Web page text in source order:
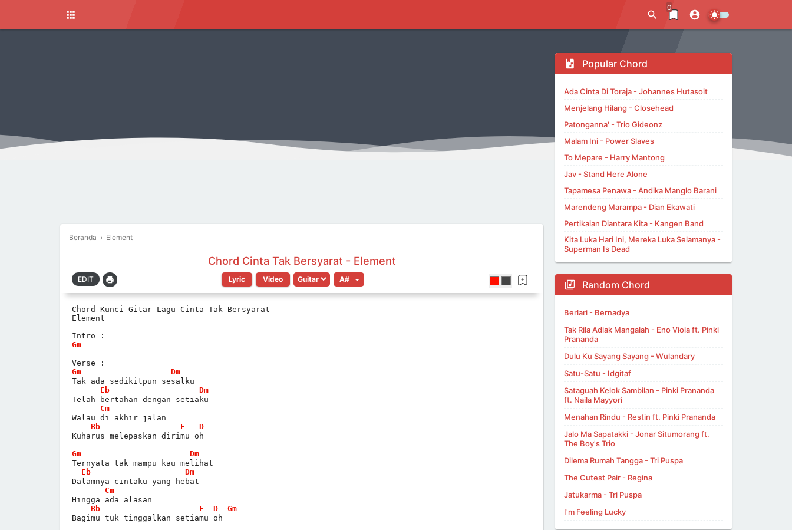
0
Beranda › Element
Chord Cinta Tak Bersyarat - Element
Lyric Video
Chord Kunci Gitar Lagu Cinta Tak Bersyarat
Element
Intro :
Gm
Verse :
Gm
Dm
Tak ada sedikitpun sesalku
Eb
Dm
Telah bertahan dengan setiaku
Cm
Walau di akhir jalan
Bb
F
D
Kuharus melepaskan dirimu oh
Gm
Dm
Ternyata tak mampu kau melihat
Eb
Dm
Dalamnya cintaku yang hebat
Cm
Hingga ada alasan
Bb
F D
Gm
Bagimu tuk tinggalkan setiamu oh
Popular Chord
Ada Cinta Di Toraja - Johannes Hutasoit
Menjelang Hilang - Closehead
Patonganna' - Trio Gideonz
Malam Ini - Power Slaves
To Mepare - Harry Mantong
Jav - Stand Here Alone
Tapamesa Penawa - Andika Manglo Barani
Marendeng Marampa - Dian Ekawati
Pertikaian Diantara Kita - Kangen Band
Kita Luka Hari Ini, Mereka Luka Selamanya -
Superman Is Dead
Random Chord
Berlari - Bernadya
Tak Rila Adiak Mangalah - Eno Viola ft. Pinki
Prananda
Dulu Ku Sayang Sayang - Wulandary
Satu-Satu - Idgitaf
Sataguah Kelok Sambilan - Pinki Prananda
ft. Naila Mayyori
Menahan Rindu - Restin ft. Pinki Prananda
Jalo Ma Sapatakki - Jonar Situmorang ft.
The Boy's Trio
Dilema Rumah Tangga - Tri Puspa
The Cutest Pair - Regina
Jatukarma - Tri Puspa
I'm Feeling Lucky